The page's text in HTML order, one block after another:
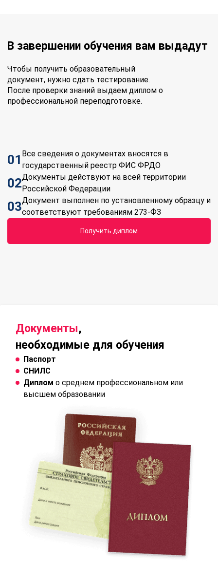
В завершении обучения вам выдадут
Чтобы получить образовательный
документ, нужно сдать тестирование.
После проверки знаний выдаем диплом о
профессиональной переподготовке.
01 Все сведения о документах вносятся в
государственный реестр ФИС ФРДО
02Документы действуют на всей территории
Российской Федерации
03Документ выполнен по установленному образцу и
соответствуют требованиям 273-ФЗ
Получить диплом
Документы,
необходимые для обучения
Паспорт
СНИЛС
Диплом о среднем профессиональном или
высшем образовании